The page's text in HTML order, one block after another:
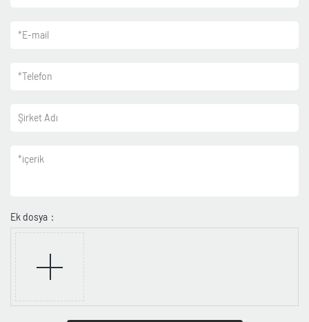
*E-mail
*Telefon
Şirket Adı
*içerik
Ek dosya：